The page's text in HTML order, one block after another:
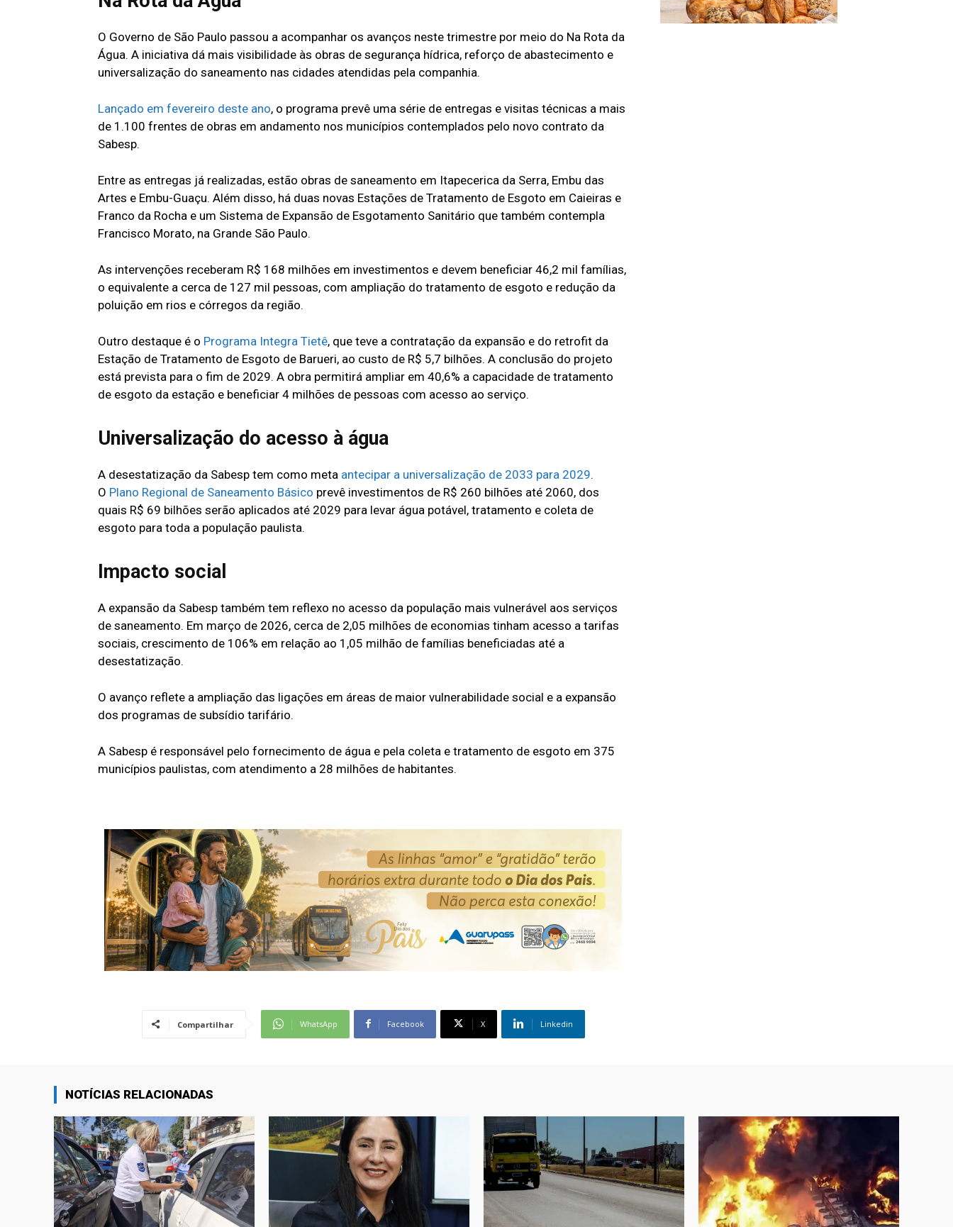
O Governo de São Paulo passou a acompanhar os avanços neste trimestre por meio do Na Rota da
Água. A iniciativa dá mais visibilidade às obras de segurança hídrica, reforço de abastecimento e
universalização do saneamento nas cidades atendidas pela companhia.
Lançado em fevereiro deste ano, o programa prevê uma série de entregas e visitas técnicas a mais
de 1.100 frentes de obras em andamento nos municípios contemplados pelo novo contrato da
Sabesp.
Entre as entregas já realizadas, estão obras de saneamento em Itapecerica da Serra, Embu das
Artes e Embu-Guaçu. Além disso, há duas novas Estações de Tratamento de Esgoto em Caieiras e
Franco da Rocha e um Sistema de Expansão de Esgotamento Sanitário que também contempla
Francisco Morato, na Grande São Paulo.
As intervenções receberam R$ 168 milhões em investimentos e devem beneficiar 46,2 mil famílias,
o equivalente a cerca de 127 mil pessoas, com ampliação do tratamento de esgoto e redução da
poluição em rios e córregos da região.
Outro destaque é o Programa Integra Tietê, que teve a contratação da expansão e do retrofit da
Estação de Tratamento de Esgoto de Barueri, ao custo de R$ 5,7 bilhões. A conclusão do projeto
está prevista para o fim de 2029. A obra permitirá ampliar em 40,6% a capacidade de tratamento
de esgoto da estação e beneficiar 4 milhões de pessoas com acesso ao serviço.
Universalização do acesso à água
A desestatização da Sabesp tem como meta antecipar a universalização de 2033 para 2029.
O Plano Regional de Saneamento Básico prevê investimentos de R$ 260 bilhões até 2060, dos
quais R$ 69 bilhões serão aplicados até 2029 para levar água potável, tratamento e coleta de
esgoto para toda a população paulista.
Impacto social
A expansão da Sabesp também tem reflexo no acesso da população mais vulnerável aos serviços
de saneamento. Em março de 2026, cerca de 2,05 milhões de economias tinham acesso a tarifas
sociais, crescimento de 106% em relação ao 1,05 milhão de famílias beneficiadas até a
desestatização.
O avanço reflete a ampliação das ligações em áreas de maior vulnerabilidade social e a expansão
dos programas de subsídio tarifário.
A Sabesp é responsável pelo fornecimento de água e pela coleta e tratamento de esgoto em 375
municípios paulistas, com atendimento a 28 milhões de habitantes.
Compartilhar WhatsApp Facebook X Linkedin
NOTÍCIAS RELACIONADAS